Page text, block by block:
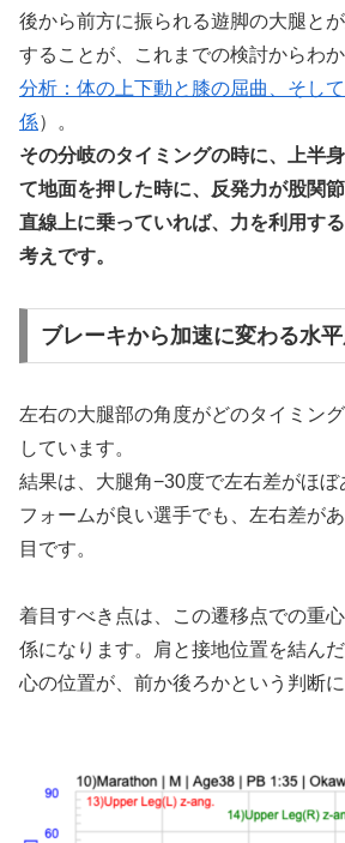
後から前方に振られる遊脚の大腿と
することが、これまでの検討からわ
分析：体の上下動と膝の屈曲、そし
係）。
その分岐のタイミングの時に、上半
て地面を押した時に、反発力が股関
直線上に乗っていれば、力を利用す
考えです。
ブレーキから加速に変わる水
左右の大腿部の角度がどのタイミン
しています。
結果は、大腿角−30度で左右差がほぼ
フォームが良い選手でも、左右差が
目です。
着目すべき点は、この遷移点での重
係になります。肩と接地位置を結ん
心の位置が、前か後ろかという判断に